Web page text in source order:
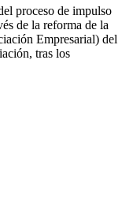
proceso de impulso
de la reforma de la
Empresarial) del
tras los